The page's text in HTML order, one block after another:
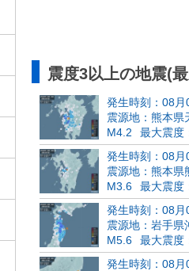
震度3以上の地震(
発生時刻：08
震源地：熊本県
M4.2
最大震度
発生時刻：08
震源地：熊本県
M3.6
最大震度
発生時刻：08
震源地：岩手県
M5.6
最大震度
発生時刻：08